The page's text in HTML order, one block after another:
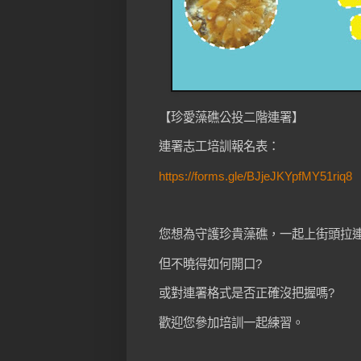
【珍愛藻礁公投二階連署】
連署志工培訓報名表：
https://forms.gle/BJjeJKYpfMY51riq8
您想為守護珍貴藻礁，一起上街頭拉
但不曉得如何開口?
或對連署格式是否正確沒把握嗎?
歡迎您參加培訓一起練習。